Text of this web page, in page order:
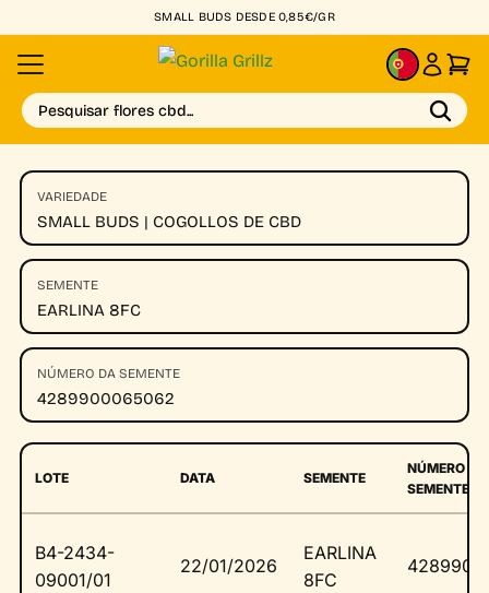
SMALL BUDS DESDE 0,85€/GR
PT
Pesquisar flores cbd...
VARIEDADE
SMALL BUDS | COGOLLOS DE CBD
SEMENTE
EARLINA 8FC
NÚMERO DA SEMENTE
4289900065062
LOTE DATA SEMENTE
NÚMERO DA
SEMENTE
B4-2434-
09001/01
22/01/2026
EARLINA
8FC